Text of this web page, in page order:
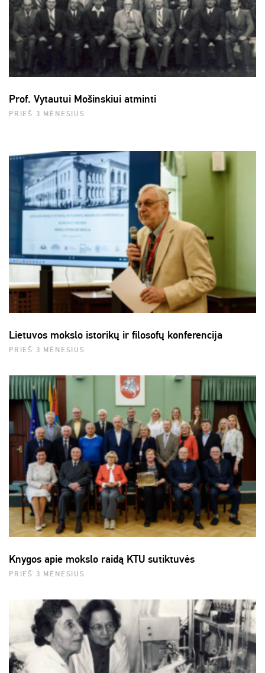
Prof. Vytautui Mošinskiui atminti
PRIEŠ 3 MĖNESIUS
Lietuvos mokslo istorikų ir filosofų konferencija
PRIEŠ 3 MĖNESIUS
Knygos apie mokslo raidą KTU sutiktuvės
PRIEŠ 3 MĖNESIUS